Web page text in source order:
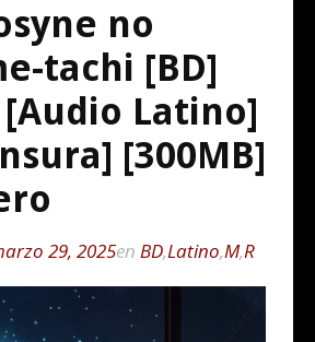
no
tachi [BD]
Latino]
[300MB]
29, 2025en BD,Latino,M,R